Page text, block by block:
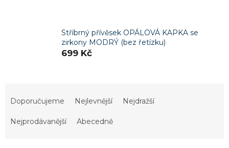
Stříbrný přívěsek OPÁLOVÁ KAPKA se
zirkony MODRÝ (bez řetízku)
699 Kč
Doporučujeme Nejlevnější Nejdražší
Nejprodávanější Abecedně